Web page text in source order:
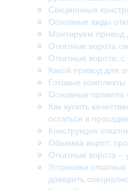
Секционные
Основные виды
Монтируем привод
Откатные ворота
Откатные ворота: с
Какой привод для
Готовые
Основные правила
Как купить
остаться в просадке
Конструкция
Обшивка ворот:
Откатные ворота
Установка
доверить